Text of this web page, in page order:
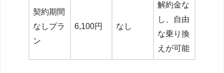
契約期間
なしプラ
ン
6,100円 なし
解約金な
し、自由
な乗り換
えが可能